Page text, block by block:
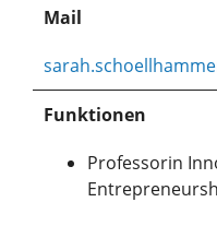
Mail
Funktionen
Professorin